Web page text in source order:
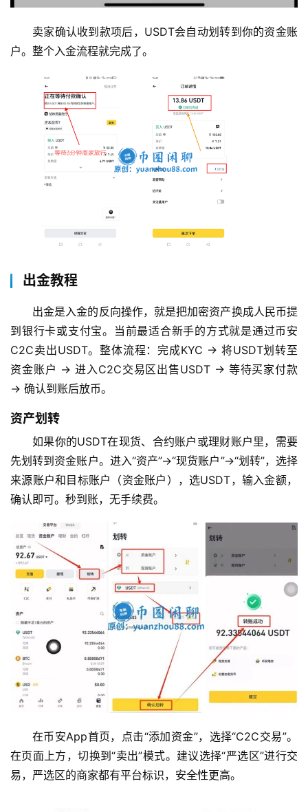
卖家确认收到款项后，USDT会自动划转到你的资金账
户。整个入金流程就完成了。
出金教程
出金是入金的反向操作，就是把加密资产换成人民币提
到银行卡或支付宝。当前最适合新手的方式就是通过币安
C2C卖出USDT。整体流程：完成KYC → 将USDT划转至
资金账户 → 进入C2C交易区出售USDT → 等待买家付款
→ 确认到账后放币。
资产划转
如果你的USDT在现货、合约账户或理财账户里，需要
先划转到资金账户。进入“资产”→“现货账户”→“划转”，选择
来源账户和目标账户（资金账户），选USDT，输入金额，
确认即可。秒到账，无手续费。
在币安App首页，点击“添加资金”，选择“C2C交易”。
在页面上方，切换到“卖出”模式。建议选择“严选区”进行交
易，严选区的商家都有平台标识，安全性更高。